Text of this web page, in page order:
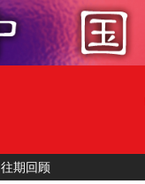
往期回顾